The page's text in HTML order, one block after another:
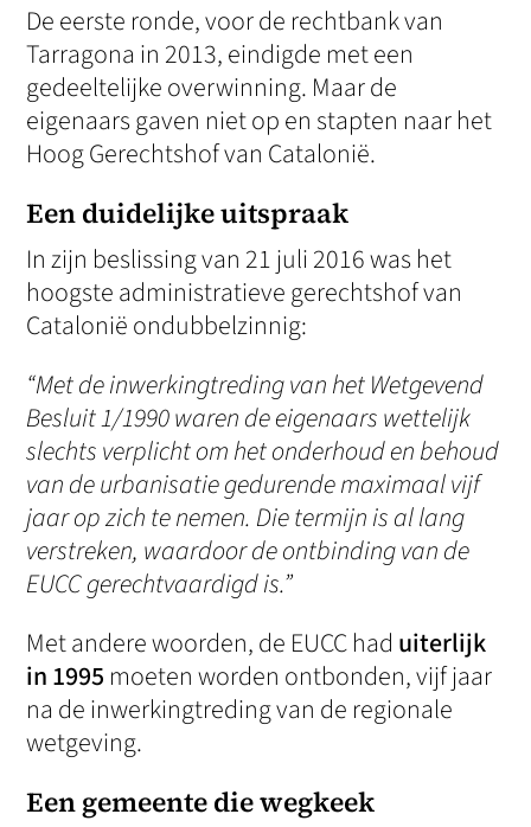
De eerste ronde, voor de rechtbank van
Tarragona in 2013, eindigde met een
gedeeltelijke overwinning. Maar de
eigenaars gaven niet op en stapten naar het
Hoog Gerechtshof van Catalonië.
Een duidelijke uitspraak
In zijn beslissing van 21 juli 2016 was het
hoogste administratieve gerechtshof van
Catalonië ondubbelzinnig:
“Met de inwerkingtreding van het Wetgevend
Besluit 1/1990 waren de eigenaars wettelijk
slechts verplicht om het onderhoud en behoud
van de urbanisatie gedurende maximaal vijf
jaar op zich te nemen. Die termijn is al lang
verstreken, waardoor de ontbinding van de
EUCC gerechtvaardigd is.”
Met andere woorden, de EUCC had uiterlijk
in 1995 moeten worden ontbonden, vijf jaar
na de inwerkingtreding van de regionale
wetgeving.
Een gemeente die wegkeek